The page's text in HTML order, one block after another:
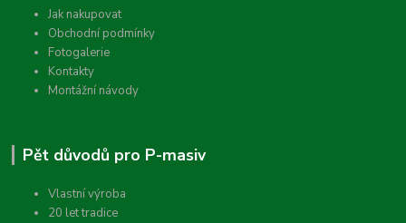
Jak nakupovat
Obchodní podmínky
Fotogalerie
Kontakty
Montážní návody
Pět důvodů pro P-masiv
Vlastní výroba
20 let tradice